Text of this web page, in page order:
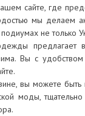
сайте, где
мы делаем
не только
Вы с
вы можете быть
моды,